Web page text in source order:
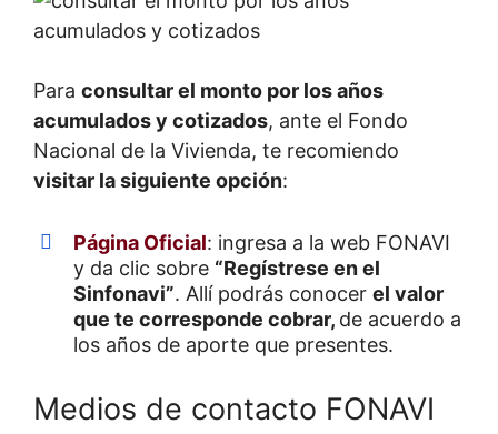
Para consultar el monto por los años
acumulados y cotizados, ante el Fondo
Nacional de la Vivienda, te recomiendo
visitar la siguiente opción:
Página Oficial: ingresa a la web FONAVI
y da clic sobre “Regístrese en el
Sinfonavi”. Allí podrás conocer el valor
que te corresponde cobrar, de acuerdo a
los años de aporte que presentes.
Medios de contacto FONAVI